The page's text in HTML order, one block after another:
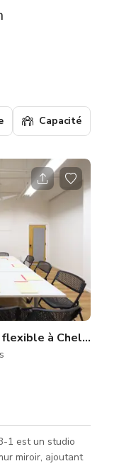
Capacité
à Chelsea
1 est un studio
miroir, ajoutant